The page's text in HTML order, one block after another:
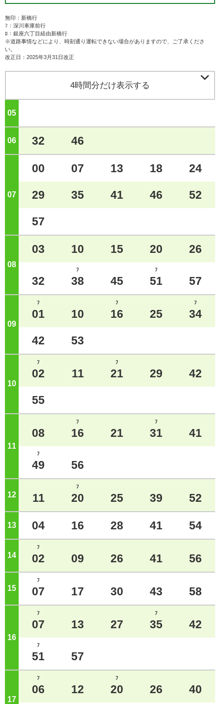
無印：新橋行
ﾌ：深川車庫前行
ﾛ：銀座六丁目経由新橋行
※道路事情などにより、時刻通り運転できない場合がありますので、ご了承くださ
い。
改正日：2025年3月31日改正
4時間分だけ表示する 
05
06 32 46
07
00 07 13 18 24
29 35 41 46 52
57
08 ジ
03 10 15 20 26
32
ﾌ
38 45
ﾌ
51 57
09
ﾌ
01 10
ﾌ
16 25
ﾌ
34
42 53
10
ﾌ
02 11
ﾌ
21 29 42
55
11 ジ
08
ﾌ
16 21
ﾌ
31 41
ﾌ
49 56
12 11
ﾌ
20 25 39 52
13 04 16 28 41 54
14
ﾌ
02 09 26 41 56
15
ﾌ
07 17 30 43 58
16 ジ
ﾌ
07 13 27
ﾌ
35 42
ﾌ
51 57
17
ﾌ
06 12
ﾌ
20 26 40